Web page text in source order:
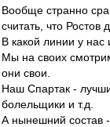
Вообще странно
считать, что Ростов
В какой линии у нас
Мы на своих
они свои.
Наш Спартак -
болельщики и т.д.
А нынешний состав